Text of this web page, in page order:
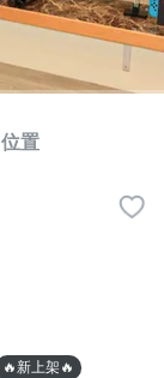
位置
🔥新上架🔥